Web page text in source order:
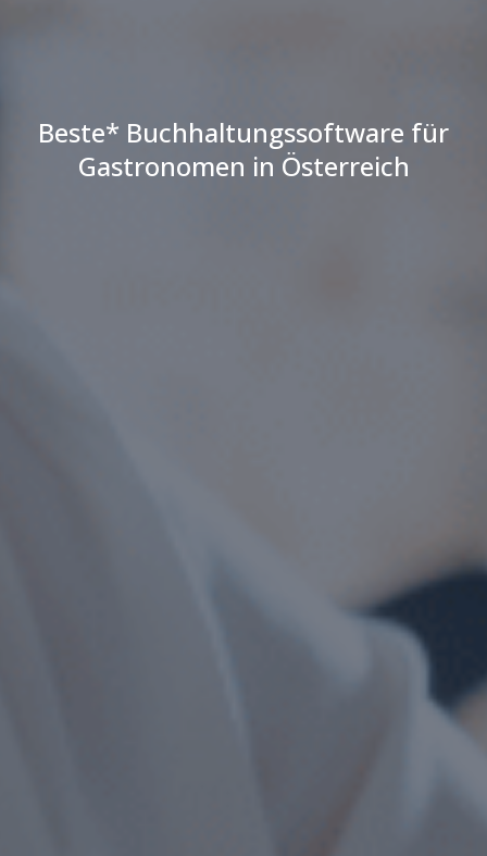
Beste* Buchhaltungssoftware für
Gastronomen in Österreich